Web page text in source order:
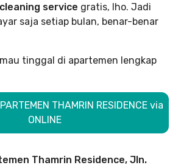
service gratis, lho. Jadi
saja setiap bulan, benar-benar
tinggal di apartemen lengkap
THAMRIN RESIDENCE via
ONLINE
Thamrin Residence, Jln.